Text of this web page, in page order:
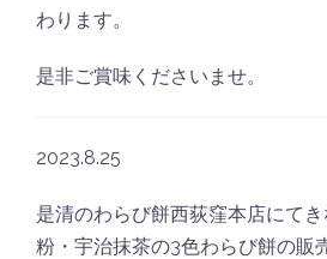
わります。
是非ご賞味くださいませ。
2023.8.25
是清のわらび餅西荻窪本店にて
粉・宇治抹茶の3色わらび餅の販